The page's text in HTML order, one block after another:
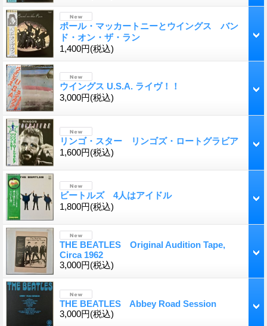
ポール・マッカートニーとウイングス バン
ド・オン・ザ・ラン
1,400円(税込)
ウイングス U.S.A. ライヴ！！
3,000円(税込)
リンゴ・スター リンゴズ・ロートグラビア
1,600円(税込)
ビートルズ 4人はアイドル
1,800円(税込)
THE BEATLES Original Audition Tape,
Circa 1962
3,000円(税込)
THE BEATLES Abbey Road Session
3,000円(税込)